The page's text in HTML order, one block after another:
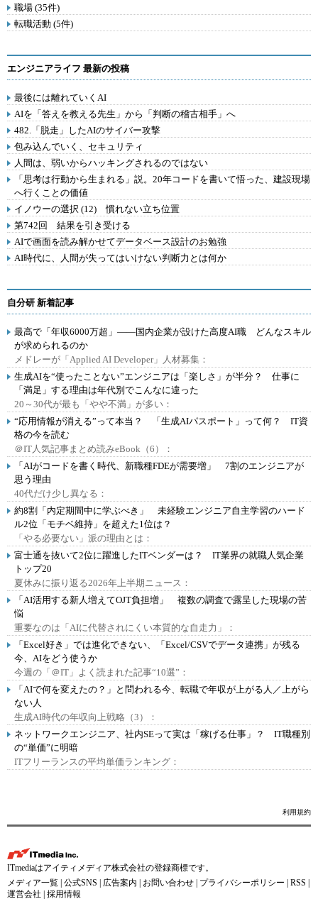
職場 (35件)
転職活動 (5件)
エンジニアライフ 最新の投稿
最後には離れていくAI
AIを「答えを教える先生」から「判断の稽古相手」へ
482.「脱走」したAIのサイバー攻撃
包み込んでいく、セキュリティ
人間は、弱いからハッキングされるのではない
「思考は行動から生まれる」説。20年コードを書いて悟った、建設現場
へ行くことの価値
イノウーの選択 (12) 慣れない立ち位置
第742回 結果を引き受ける
AIで画面を読み解かせてデータベース設計のお勉強
AI時代に、人間が失ってはいけない判断力とは何か
自分研 新着記事
最高で「年収6000万超」――国内企業が設けた高度AI職 どんなスキル
が求められるのか
メドレーが「Applied AI Developer」人材募集：
生成AIを“使ったことない”エンジニアは「楽しさ」が半分？ 仕事に
「満足」する理由は年代別でこんなに違った
20～30代が最も「やや不満」が多い：
“応用情報が消える”って本当？ 「生成AIパスポート」って何？ IT資
格の今を読む
＠IT人気記事まとめ読みeBook（6）：
「AIがコードを書く時代、新職種FDEが需要増」 7割のエンジニアが
思う理由
40代だけ少し異なる：
約8割「内定期間中に学ぶべき」 未経験エンジニア自主学習のハード
ル2位「モチベ維持」を超えた1位は？
「やる必要ない」派の理由とは：
富士通を抜いて2位に躍進したITベンダーは？ IT業界の就職人気企業
トップ20
夏休みに振り返る2026年上半期ニュース：
「AI活用する新人増えてOJT負担増」 複数の調査で露呈した現場の苦
悩
重要なのは「AIに代替されにくい本質的な自走力」：
「Excel好き」では進化できない、「Excel/CSVでデータ連携」が残る
今、AIをどう使うか
今週の「＠IT」よく読まれた記事“10選”：
「AIで何を変えたの？」と問われる今、転職で年収が上がる人／上がら
ない人
生成AI時代の年収向上戦略（3）：
ネットワークエンジニア、社内SEって実は「稼げる仕事」？ IT職種別
の“単価”に明暗
ITフリーランスの平均単価ランキング：
利用規約
ITmediaはアイティメディア株式会社の登録商標です。
メディア一覧 公式SNS 広告案内 お問い合わせ プライバシーポリシー RSS
運営会社
採用情報